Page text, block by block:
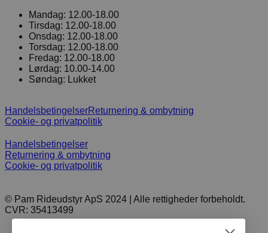
Mandag: 12.00-18.00
Tirsdag: 12.00-18.00
Onsdag: 12.00-18.00
Torsdag: 12.00-18.00
Fredag: 12.00-18.00
Lørdag: 10.00-14.00
Søndag: Lukket
HandelsbetingelserReturnering & ombytning
Cookie- og privatpolitik
Handelsbetingelser
Returnering & ombytning
Cookie- og privatpolitik
© Pam Rideudstyr ApS 2024 | Alle rettigheder forbeholdt.
CVR: 35413499